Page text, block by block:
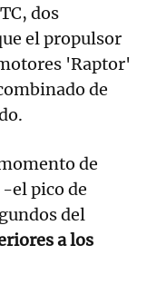
dos
el propulsor
'Raptor'
de
de
el pico de
del
a los